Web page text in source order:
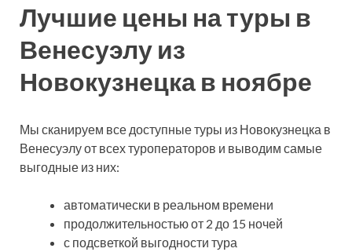
Лучшие цены на туры в
Венесуэлу из
Новокузнецка в ноябре
Мы сканируем все доступные туры из Новокузнецка в
Венесуэлу от всех туроператоров и выводим самые
выгодные из них:
автоматически в реальном времени
продолжительностью от 2 до 15 ночей
с подсветкой выгодности тура